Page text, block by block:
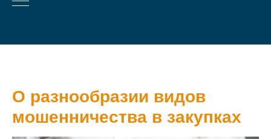
О разнообразии видов
мошенничества в закупках